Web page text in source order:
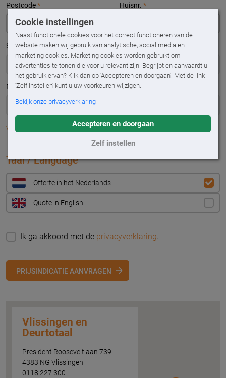
Cookie instellingen
Naast functionele cookies voor het correct functioneren van de
website maken wij gebruik van analytische, social media en
marketing cookies. Marketing cookies worden gebruikt om
advertenties te tonen die voor u relevant zijn. Begrijpt en aanvaardt u
het gebruik ervan? Klik dan op 'Accepteren en doorgaan'. Met de link
'Zelf instellen' kunt u uw voorkeuren wijzigen.
Bekijk onze privacyverklaring
Accepteren en doorgaan
Zelf instellen
Postcode* Huisnr. *
Straatnaam*
Plaats *
Vul adres handmatig in
Taal / Language
Offerte in het Nederlands
Quote in English
Ik ga akkoord met de privacyverklaring.
PRIJSINDICATIE AANVRAGEN
Vlissingen en
Deurtotaal
President Rooseveltlaan 739
4383 NG Vlissingen
0118 227 300